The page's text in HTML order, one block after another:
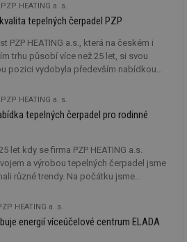
PZP HEATING a. s.
tepelných čerpadel PZP
PZP HEATING a.s., která na českém i
trhu působí více než 25 let, si svou
pozici vydobyla především nabídkou
spolehlivých zařízení, ale i ochrana
a bezpečnost.
PZP HEATING a. s.
tepelných čerpadel pro rodinné
let kdy se firma PZP HEATING a.s.
a výrobou tepelných čerpadel jsme
různé trendy. Na počátku jsme
topí, i když mrzne, a podobně. Dnes je
zákazníci vědí, že chtějí tepelné
vědí proč.
HEATING a. s.
energií víceúčelové centrum ELADA